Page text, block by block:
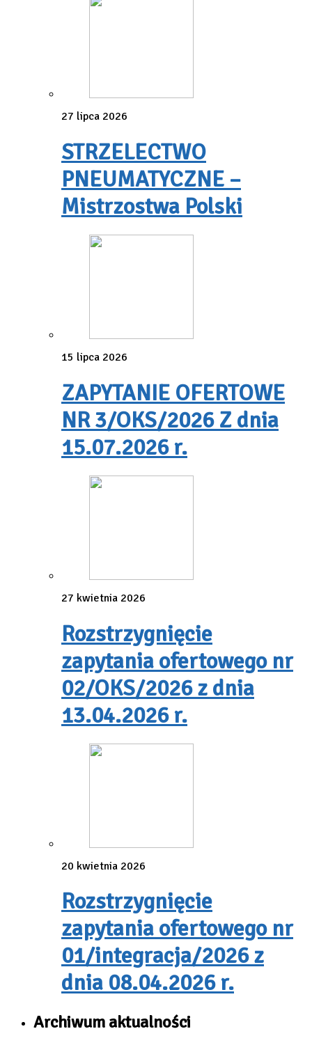
27 lipca 2026
STRZELECTWO
PNEUMATYCZNE –
Mistrzostwa Polski
15 lipca 2026
ZAPYTANIE OFERTOWE
NR 3/OKS/2026 Z dnia
15.07.2026 r.
27 kwietnia 2026
Rozstrzygnięcie
zapytania ofertowego nr
02/OKS/2026 z dnia
13.04.2026 r.
20 kwietnia 2026
Rozstrzygnięcie
zapytania ofertowego nr
01/integracja/2026 z
dnia 08.04.2026 r.
Archiwum aktualności